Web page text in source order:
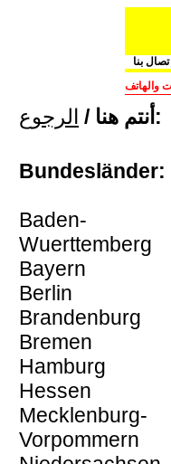
بنا
أنتم هنا / الرجوع :
Bundesländer:
Baden-
Wuerttemberg
Bayern
Berlin
Brandenburg
Bremen
Hamburg
Hessen
Mecklenburg-
Vorpommern